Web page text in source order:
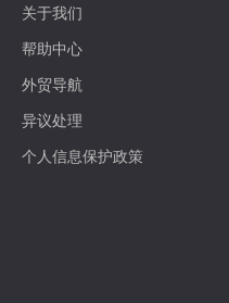
关于我们
帮助中心
外贸导航
异议处理
个人信息保护政策